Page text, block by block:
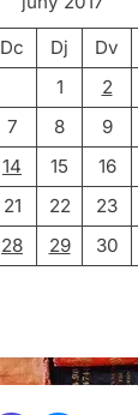
Dc Dj Dv
1
2
7 8 9
14 15 16
21 22 23
28 29
30